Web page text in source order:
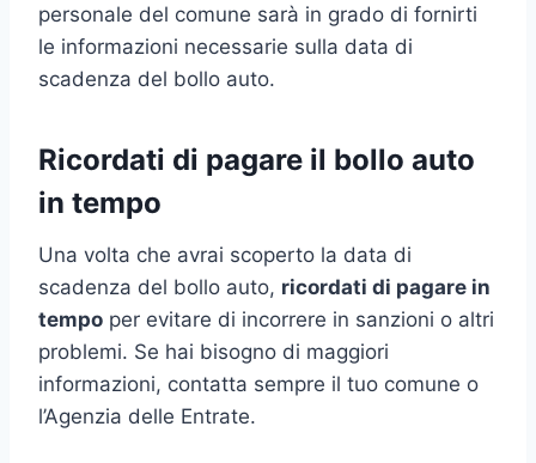
personale del comune sarà in grado di fornirti
le informazioni necessarie sulla data di
scadenza del bollo auto.
Ricordati di pagare il bollo auto
in tempo
Una volta che avrai scoperto la data di
scadenza del bollo auto, ricordati di pagare in
tempo per evitare di incorrere in sanzioni o altri
problemi. Se hai bisogno di maggiori
informazioni, contatta sempre il tuo comune o
l’Agenzia delle Entrate.